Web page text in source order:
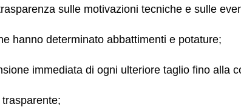
sulle motivazioni tecniche e sulle
hanno determinato abbattimenti e potature;
immediata di ogni ulteriore taglio fino alla